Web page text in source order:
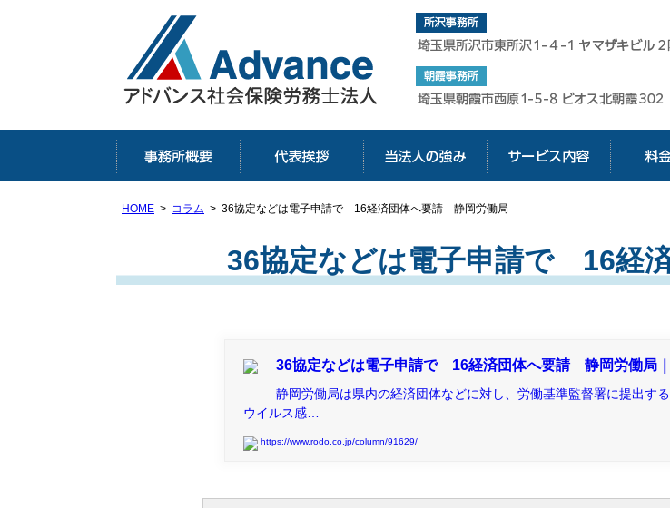
埼玉の社会保険労務士【アドバンス社会保
埼玉県所沢市東所沢1-4-1 ヤマザキビル2階
HOME コラム 36協定などは電子申請で 16経済団体へ要請 静岡労働局
36協定などは電子申請で 16経
36協定などは電子申請で 16経済団体へ要請 静岡労働局
静岡労働局は県内の経済団体などに対し、労働基準監督署に提出す
ウイルス感…
https://www.rodo.co.jp/column/91629/